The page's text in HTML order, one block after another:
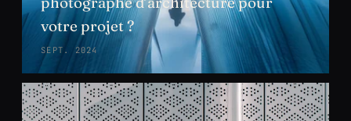
votre projet ?
SEPT. 2024